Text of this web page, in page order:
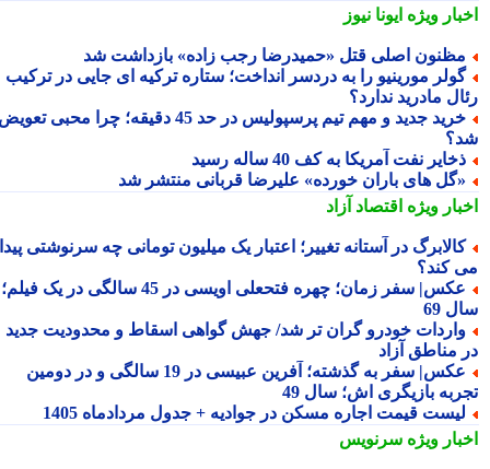
ویژهایونا نیوز
اصلی قتل «حمیدرضا رجب زاده» بازداشت شد
مورینیو را به دردسر انداخت؛ ستاره ترکیه ای جایی در ترکیب
مادرید ندارد؟
خرید جدید و مهم تیم پرسپولیس در حد 45 دقیقه؛ چرا محبی تعویض
نفت آمریکا به کف 40 ساله رسید
های باران خورده» علیرضا قربانی منتشر شد
ویژهاقتصاد آزاد
در آستانه تغییر؛ اعتبار یک میلیون تومانی چه سرنوشتی پیدا
کند؟
عکس| سفر زمان؛ چهره فتحعلی اویسی در 45 سالگی در یک فیلم؛
69
خودرو گران تر شد/ جهش گواهی اسقاط و محدودیت جدید
مناطق آزاد
عکس| سفر به گذشته؛ آفرین عبیسی در 19 سالگی و در دومین
بازیگری اش؛ سال 49
قیمت اجاره مسکن در جوادیه + جدول مردادماه 1405
ویژهسرنویس